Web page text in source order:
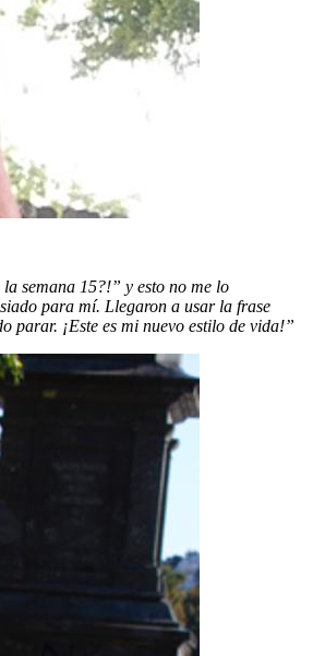
semana 15?!” y esto no me lo
para mí. Llegaron a usar la frase
parar. ¡Este es mi nuevo estilo de vida!”